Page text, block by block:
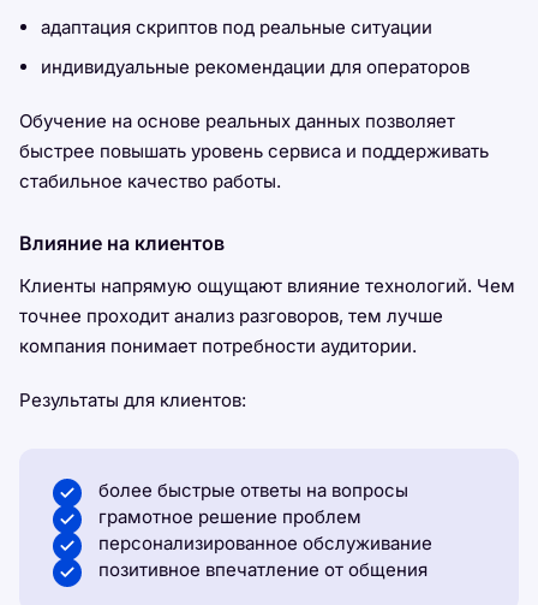
адаптация скриптов под реальные ситуации
индивидуальные рекомендации для операторов
Обучение на основе реальных данных позволяет
быстрее повышать уровень сервиса и поддерживать
стабильное качество работы.
Влияние на клиентов
Клиенты напрямую ощущают влияние технологий. Чем
точнее проходит анализ разговоров, тем лучше
компания понимает потребности аудитории.
Результаты для клиентов:
более быстрые ответы на вопросы
грамотное решение проблем
персонализированное обслуживание
позитивное впечатление от общения